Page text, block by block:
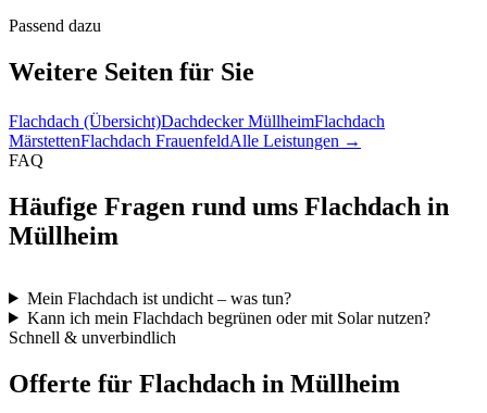
Passend dazu
Weitere Seiten für Sie
Flachdach (Übersicht)Dachdecker MüllheimFlachdach
MärstettenFlachdach FrauenfeldAlle Leistungen →
FAQ
Häufige Fragen rund ums Flachdach in
Müllheim
Mein Flachdach ist undicht – was tun?
Kann ich mein Flachdach begrünen oder mit Solar nutzen?
Schnell & unverbindlich
Offerte für Flachdach in Müllheim